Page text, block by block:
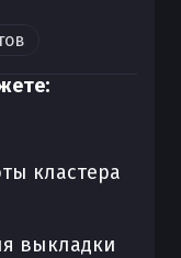
кластера
выкладки